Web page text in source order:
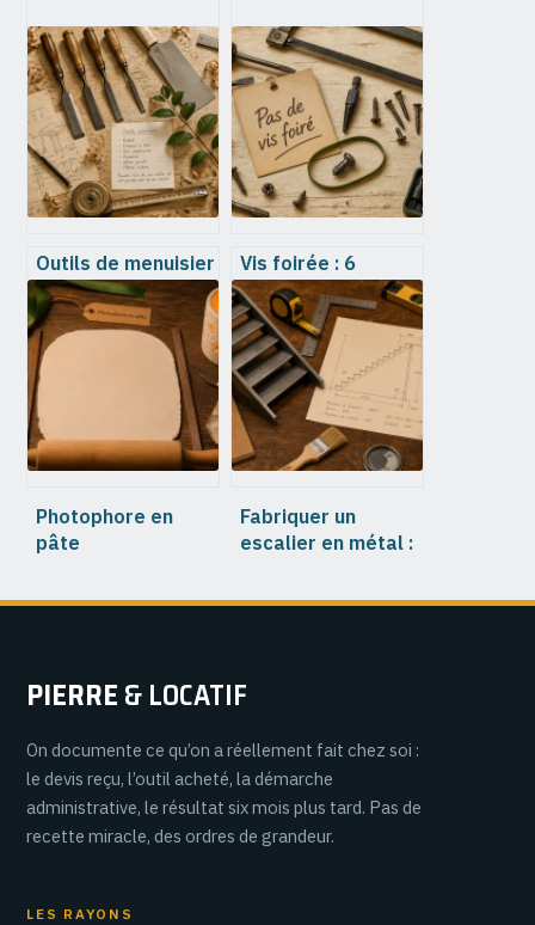
Outils de menuisier
: pourquoi le
premier prix
condamne vos
projets
Vis foirée : 6
méthodes pour
l’extraire sans
abîmer votre
support
Photophore en
pâte
3 astuces pour
Fabriquer un
escalier en métal :
assemblage sans
PIERRE& LOCATIF
On documente ce qu’on a réellement fait chez soi :
le devis reçu, l’outil acheté, la démarche
administrative, le résultat six mois plus tard. Pas de
recette miracle, des ordres de grandeur.
LES RAYONS